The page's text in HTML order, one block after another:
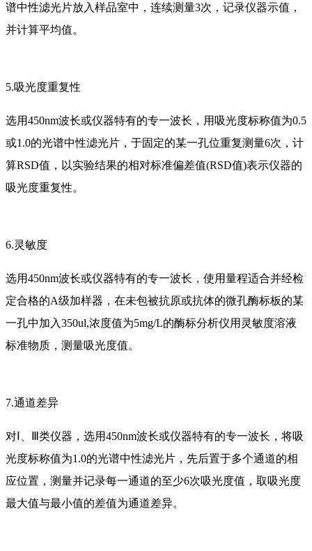
谱中性滤光片放入样品室中，连续测量3次，记录仪器示值，
并计算平均值。
5.吸光度重复性
选用450nm波长或仪器特有的专一波长，用吸光度标称值为0.5
或1.0的光谱中性滤光片，于固定的某一孔位重复测量6次，计
算RSD值，以实验结果的相对标准偏差值(RSD值)表示仪器的
吸光度重复性。
6.灵敏度
选用450nm波长或仪器特有的专一波长，使用量程适合并经检
定合格的A级加样器，在未包被抗原或抗体的微孔酶标板的某
一孔中加入350ul,浓度值为5mg/L的酶标分析仪用灵敏度溶液
标准物质，测量吸光度值。
7.通道差异
对Ⅰ、Ⅲ类仪器，选用450nm波长或仪器特有的专一波长，将吸
光度标称值为1.0的光谱中性滤光片，先后置于多个通道的相
应位置，测量并记录每一通道的至少6次吸光度值，取吸光度
最大值与最小值的差值为通道差异。